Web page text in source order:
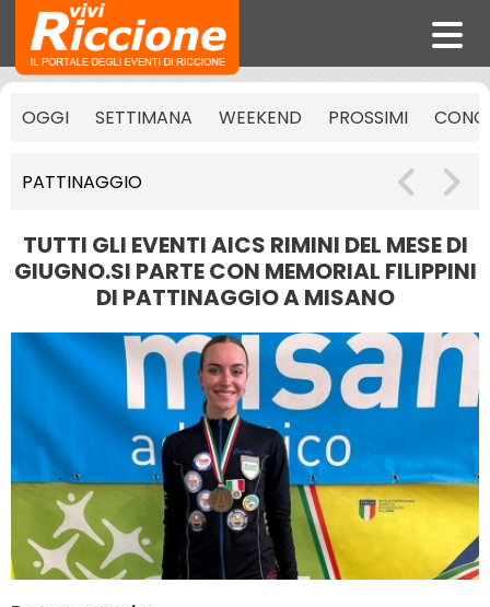
OGGI SETTIMANA WEEKEND PROSSIMI
PATTINAGGIO
TUTTI GLI EVENTI AICS RIMINI DEL MESE DI
GIUGNO.SI PARTE CON MEMORIAL FILIPPINI
DI PATTINAGGIO A MISANO